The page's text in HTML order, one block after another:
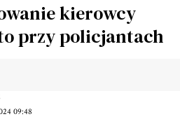
kierowcy
przy policjantach
09:48